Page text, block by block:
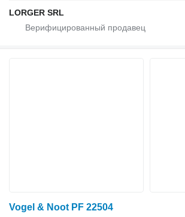
LORGER SRL
Vogel & Noot PF 22504